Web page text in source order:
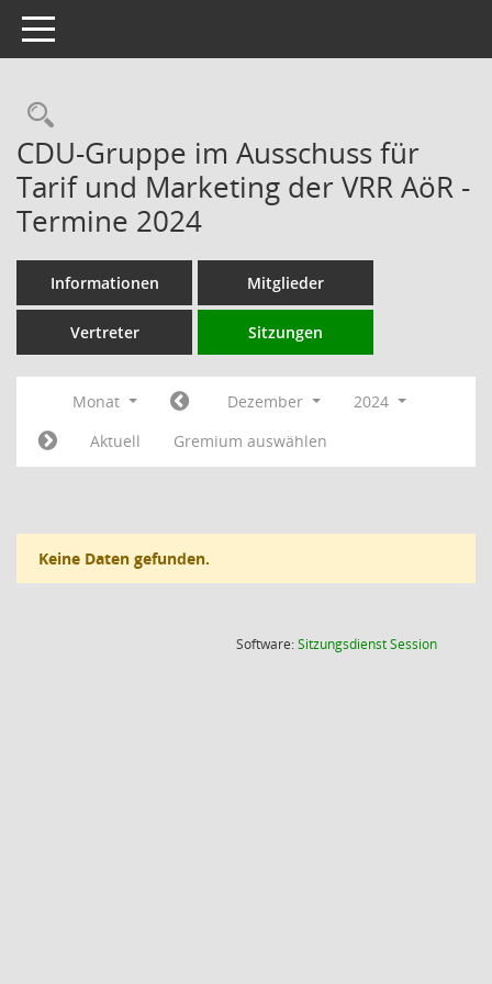
Toggle navigation
Rechercheauswahl
CDU-Gruppe im Ausschuss für
Tarif und Marketing der VRR AöR -
Termine 2024
Informationen Mitglieder
Vertreter Sitzungen
Monat Dezember
2024
Aktuell
Gremium auswählen
Keine Daten gefunden.
Software:SitzungsdienstSession(Wird in